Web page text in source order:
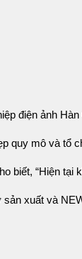
điện ảnh
quy mô và tổ
biết, “Hiện tại
xuất và